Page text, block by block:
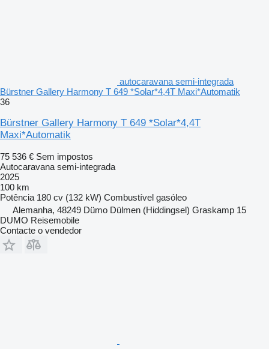
autocaravana semi-integrada
Bürstner Gallery Harmony T 649 *Solar*4,4T Maxi*Automatik
36
Bürstner Gallery Harmony T 649 *Solar*4,4T
Maxi*Automatik
75 536 € Sem impostos
Autocaravana semi-integrada
2025
100 km
Potência 180 cv (132 kW) Combustível gasóleo
Alemanha, 48249 Dümo Dülmen (Hiddingsel) Graskamp 15
DUMO Reisemobile
Contacte o vendedor